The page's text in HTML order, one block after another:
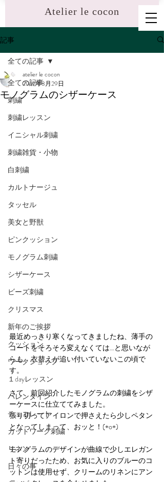
​Atelier le cocon
記事
全ての記事
刺繍
刺繍レッスン
イニシャル刺繍
刺繍雑貨・小物
白刺繍
カルトナージュ
タッセル
美女と野獣
ピンクッション
モノグラム刺繍
シザーケース
ビーズ刺繍
クリスマス
新年のご挨拶
クッション
ワークショップ
１dayレッスン
バレンタイン
チョコレート
カットワーク刺繍
リネン
日々の事
全ての記事
モノグラムのシザーケース
atelier le cocon
2019年3月29日
最近めっきり寒くなってきましたね、薄手の
コートをそろそろ変えなくては…と思いなが
らも、衣替えが追い付いていないこの頃で
す。
さて、前回紹介したモノグラムの刺繍をシザ
ーケースに仕立ててみました。
張り切ってアイロンで押さえたら少しペタン
となってしまって、おッと！(+o+)
モノグラムのデザインが曲線で少しエレガン
ト寄りだったため、お気に入りのブルーのコ
ットンは使用せず、クリームのリネンにアン